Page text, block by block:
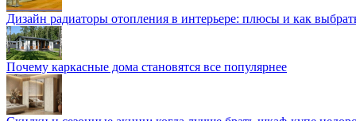
Дизайн радиаторы отопления в интерьере: плюсы и как
Почему каркасные дома становятся все популярнее